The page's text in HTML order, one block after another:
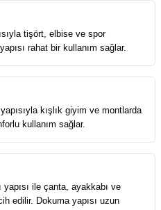
tişört, elbise ve spor
rahat bir kullanım sağlar.
kışlık giyim ve montlarda
kullanım sağlar.
ile çanta, ayakkabı ve
edilir. Dokuma yapısı uzun